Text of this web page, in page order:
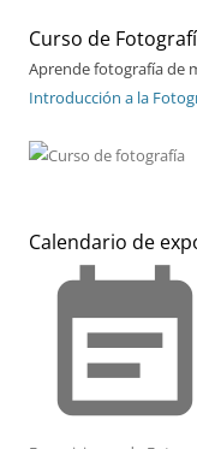
Curso de
Aprende fotografía de
Introducción a la
Calendario de
event_note